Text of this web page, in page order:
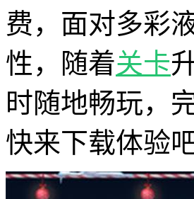
费，面对多彩
性，随着关卡
时随地畅玩，
快来下载体验吧